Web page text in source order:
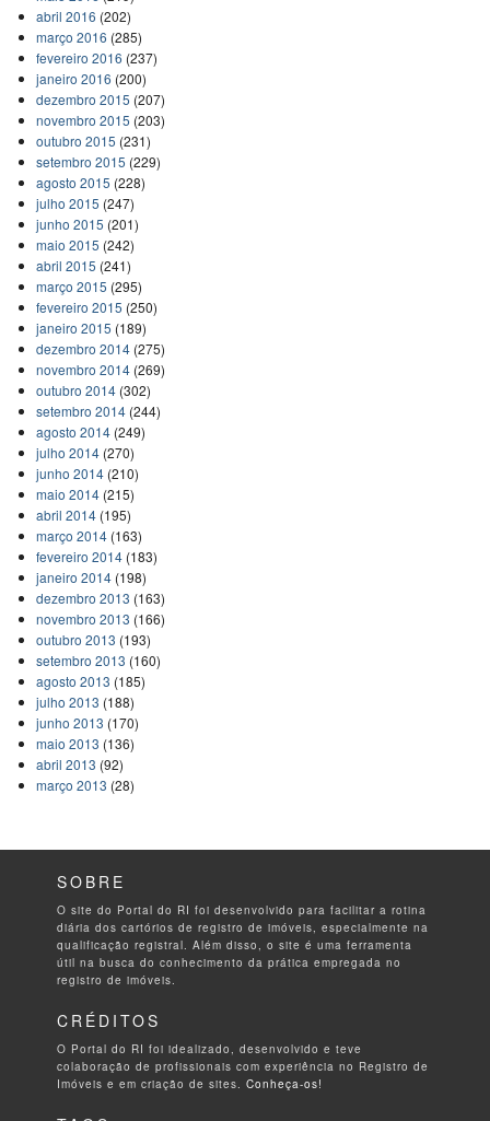
abril 2016 (202)
março 2016 (285)
fevereiro 2016 (237)
janeiro 2016 (200)
dezembro 2015 (207)
novembro 2015 (203)
outubro 2015 (231)
setembro 2015 (229)
agosto 2015 (228)
julho 2015 (247)
junho 2015 (201)
maio 2015 (242)
abril 2015 (241)
março 2015 (295)
fevereiro 2015 (250)
janeiro 2015 (189)
dezembro 2014(275)
novembro 2014(269)
outubro 2014(302)
setembro 2014(244)
agosto 2014(249)
julho 2014(270)
junho 2014(210)
maio 2014(215)
abril 2014(195)
março 2014(163)
fevereiro 2014(183)
janeiro 2014(198)
dezembro 2013 (163)
novembro 2013 (166)
outubro 2013 (193)
setembro 2013 (160)
agosto 2013 (185)
julho 2013 (188)
junho 2013 (170)
maio 2013 (136)
abril 2013 (92)
março 2013 (28)
SOBRE
O site do Portal do RI foi desenvolvido para facilitar a rotina
diária dos cartórios de registro de imóveis, especialmente na
qualificação registral. Além disso, o site é uma ferramenta
útil na busca do conhecimento da prática empregada no
registro de imóveis.
CRÉDITOS
O Portal do RI foi idealizado, desenvolvido e teve
colaboração de profissionais com experiência no Registro de
Imóveis e em criação de sites.Conheça-os!